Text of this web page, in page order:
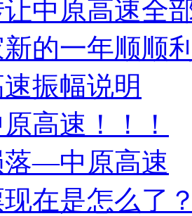
中原高速全
的一年顺顺
振幅说明
高速！！！
落—中原高速
在是怎么了